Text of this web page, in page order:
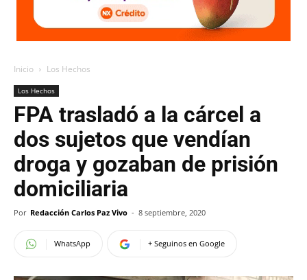
Inicio Los Hechos
Los Hechos
FPA trasladó a la cárcel a
dos sujetos que vendían
droga y gozaban de prisión
domiciliaria
Por Redacción Carlos Paz Vivo - 8 septiembre, 2020
WhatsApp + Seguinos en Google